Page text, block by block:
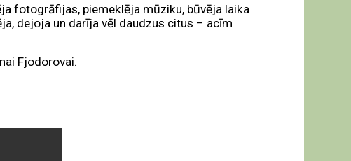
fotogrāfijas, piemeklēja mūziku, būvēja laika
dejoja un darīja vēl daudzus citus – acīm
Fjodorovai.